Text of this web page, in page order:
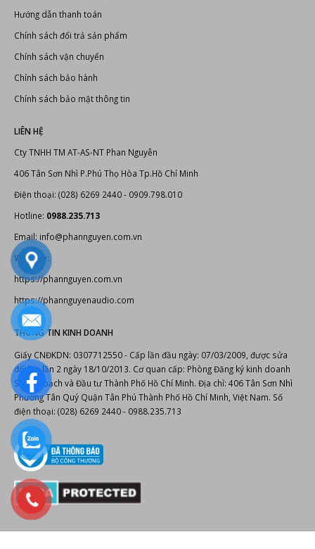
Hướng dẫn thanh toán
Chính sách đổi trả sản phẩm
Chính sách vận chuyển
Chính sách bảo hành
Chính sách bảo mật thông tin
LIÊN HỆ
Cty TNHH TM AT-AS-NT Phan Nguyễn
406 Tân Sơn Nhì P.Phú Thọ Hòa Tp.Hồ Chí Minh
Điện thoại: (028) 6269 2440 - 0909.798.010
Hotline: 0988.235.713
Email: info@phannguyen.com.vn
Website:
https://phannguyen.com.vn
https://phannguyenaudio.com
THÔNG TIN KINH DOANH
Giấy CNĐKDN: 0307712550 - Cấp lần đầu ngày: 07/03/2009, được sửa
đổi lần lần 2 ngày 18/10/2013. Cơ quan cấp: Phòng Đăng ký kinh doanh
Sở Kế hoạch và Đầu tư Thành Phố Hồ Chí Minh. Địa chỉ: 406 Tân Sơn Nhì
Phường Tân Quý Quận Tân Phú Thành Phố Hồ Chí Minh, Việt Nam. Số
điện thoại: (028) 6269 2440 - 0988.235.713